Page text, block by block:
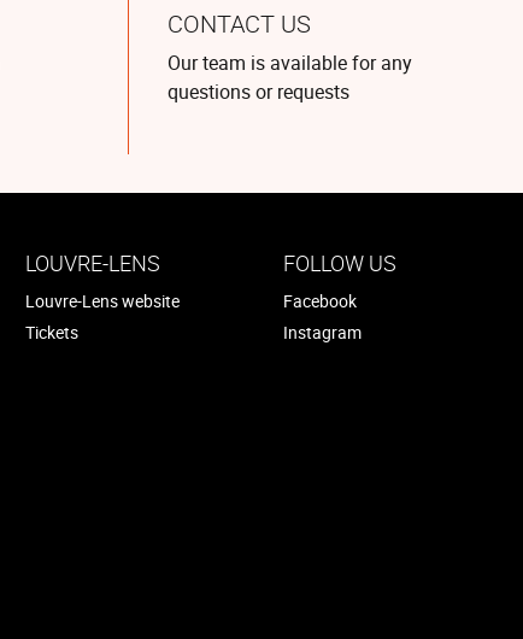
CONTACT US
Our team is available for any
questions or requests
LOUVRE-LENS
Louvre-Lens website
Tickets
FOLLOW US
Facebook
Instagram